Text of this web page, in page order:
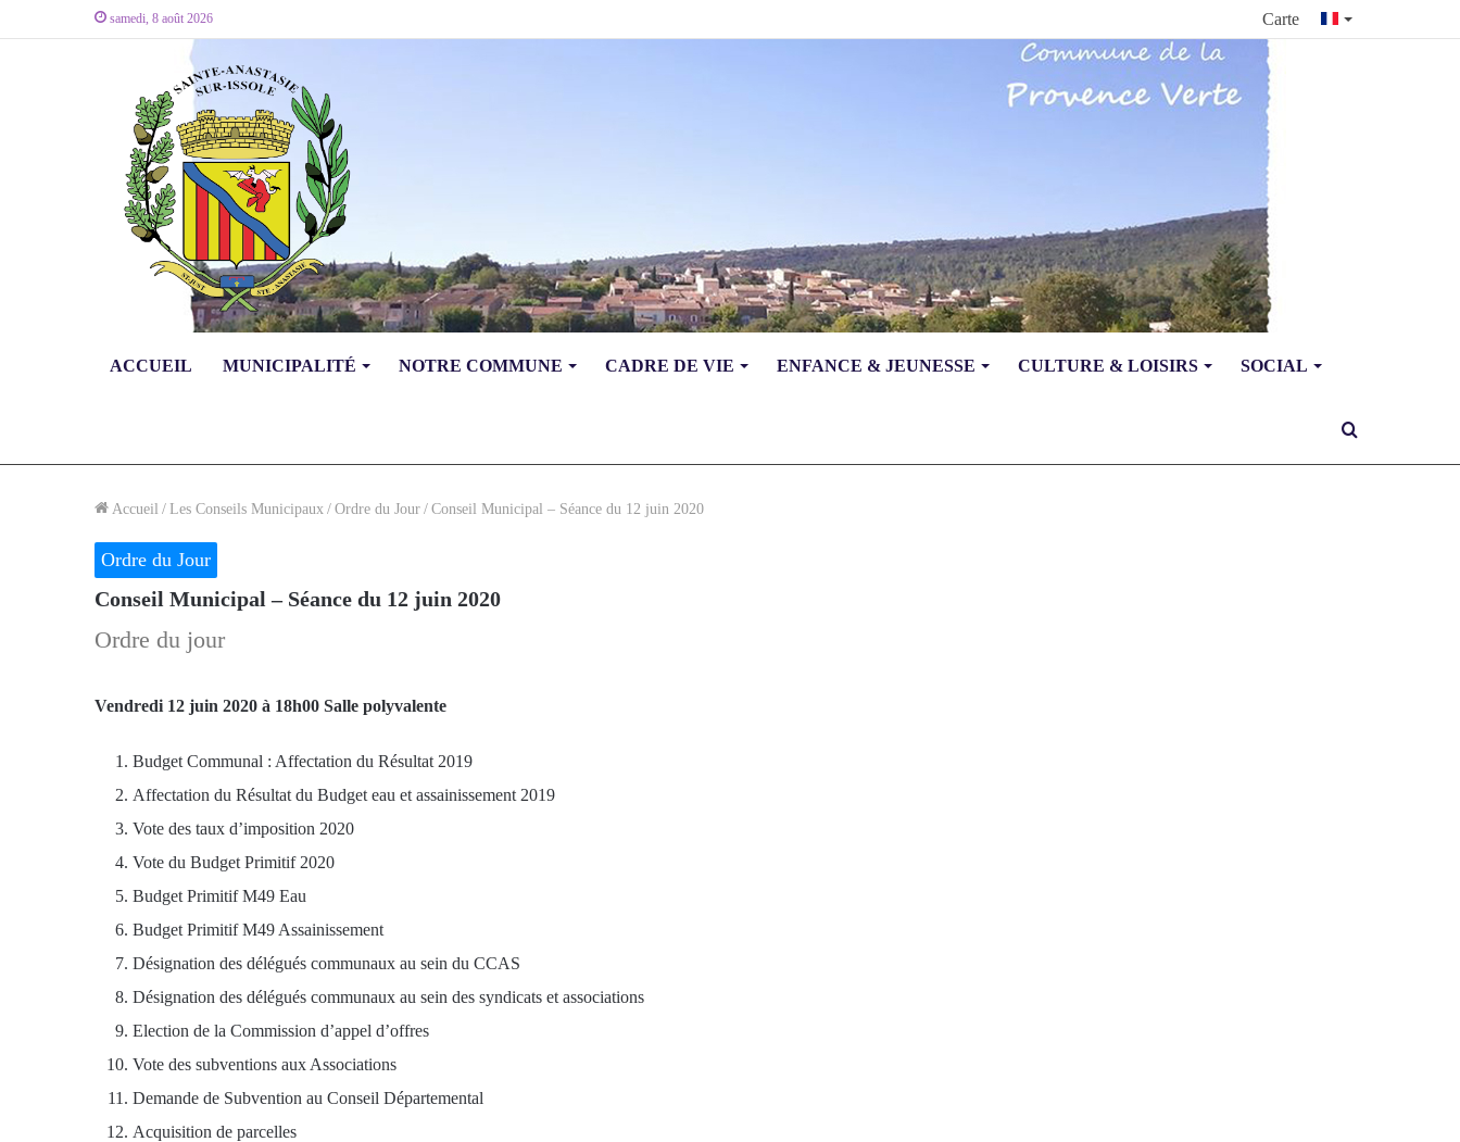
samedi, 8 août 2026 Carte
ACCUEIL MUNICIPALITÉ NOTRE COMMUNE CADRE DE VIE ENFANCE & JEUNESSE CULTURE & LOISIRS SOCIAL
Accueil / Les Conseils Municipaux / Ordre du Jour / Conseil Municipal – Séance du 12 juin 2020
Ordre du Jour
Conseil Municipal – Séance du 12 juin 2020
Ordre du jour
Vendredi 12 juin 2020 à 18h00 Salle polyvalente
Budget Communal : Affectation du Résultat 2019
Affectation du Résultat du Budget eau et assainissement 2019
Vote des taux d’imposition 2020
Vote du Budget Primitif 2020
Budget Primitif M49 Eau
Budget Primitif M49 Assainissement
Désignation des délégués communaux au sein du CCAS
Désignation des délégués communaux au sein des syndicats et associations
Election de la Commission d’appel d’offres
Vote des subventions aux Associations
Demande de Subvention au Conseil Départemental
Acquisition de parcelles